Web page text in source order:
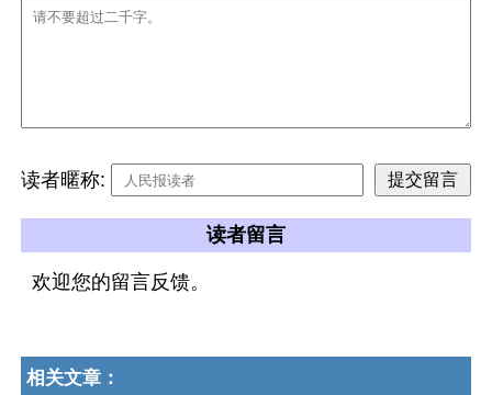
读者暱称:
读者留言
欢迎您的留言反馈。
相关文章：